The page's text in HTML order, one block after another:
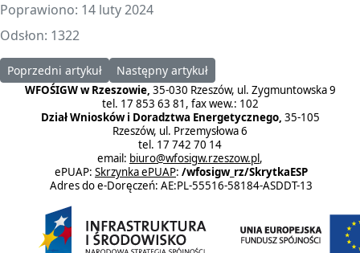
Poprawiono: 14 luty 2024
Odsłon: 1322
Poprzedni artykuł: Sprawozdanie za rok 2019
Poprzedni artykuł Następny artykuł: Sprawozdanie za rok 2017
Następny artykuł
WFOŚIGW w Rzeszowie, 35-030 Rzeszów, ul. Zygmuntowska 9
tel. 17 853 63 81, fax wew.: 102
Dział Wniosków i Doradztwa Energetycznego, 35-105
Rzeszów, ul. Przemysłowa 6
tel. 17 742 70 14
email: biuro@wfosigw.rzeszow.pl,
ePUAP: Skrzynka ePUAP: /wfosigw_rz/SkrytkaESP
Adres do e-Doręczeń: AE:PL-55516-58184-ASDDT-13